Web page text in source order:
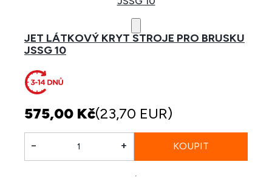
JET LÁTKOVÝ KRYT STROJE PRO BRUSKU
JSSG 10
575,00 Kč(23,70 EUR)
- +